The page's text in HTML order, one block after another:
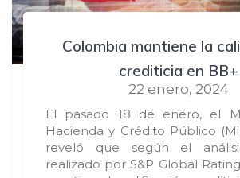
Colombia mantiene la
crediticia en BB+
22 enero, 2024
El pasado 18 de enero, el
Hacienda y Crédito Público
reveló que según el
realizado por S&P Global